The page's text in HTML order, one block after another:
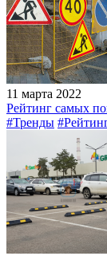
11 марта 2022
Рейтинг самых
#Тренды